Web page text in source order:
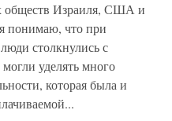
обществ Израиля, США и
понимаю, что при
столкнулись с
уделять много
которая была и